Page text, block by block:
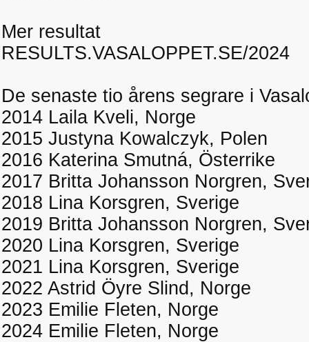
Mer resultat
RESULTS.VASALOPPET.SE/2024
De senaste tio årens segrare i
2014 Laila Kveli, Norge
2015 Justyna Kowalczyk, Polen
2016 Katerina Smutná, Österrike
2017 Britta Johansson Norgren,
2018 Lina Korsgren, Sverige
2019 Britta Johansson Norgren,
2020 Lina Korsgren, Sverige
2021 Lina Korsgren, Sverige
2022 Astrid Öyre Slind, Norge
2023 Emilie Fleten, Norge
2024 Emilie Fleten, Norge